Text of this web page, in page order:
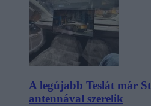
A legújabb Teslát már
antennával szerelik